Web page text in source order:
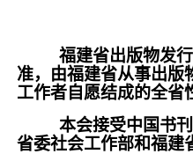
福建省出版物发
准，由福建省从事出版
工作者自愿结成的全省
本会接受中国书
省委社会工作部和福建